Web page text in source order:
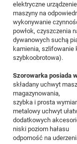
elektryczne
maszyny na
wykonywanie
powłok, czyszczenia
dywanowych suchą
kamienia, szlifowanie
szybkoobrotowa).
Szorowarka posiada
składany uchwyt
magazynowania,
szybka i prosta
metalowy uchwyt
dodatkowych
niski poziom hałasu
odporność na